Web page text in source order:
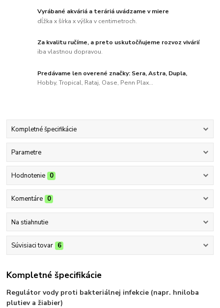
Vyrábané akváriá a teráriá uvádzame v miere
dĺžka x šírka x výška v centimetroch.
Za kvalitu ručíme, a preto uskutočňujeme rozvoz vivárií
iba vlastnou dopravou.
Predávame len overené značky: Sera, Astra, Dupla,
Hobby, Tropical, Rataj, Oase, Penn Plax...
Kompletné špecifikácie
Parametre
Hodnotenie 0
Komentáre 0
Na stiahnutie
Súvisiaci tovar 6
Kompletné špecifikácie
Regulátor vody proti bakteriálnej infekcie (napr. hniloba
plutiev a žiabier)